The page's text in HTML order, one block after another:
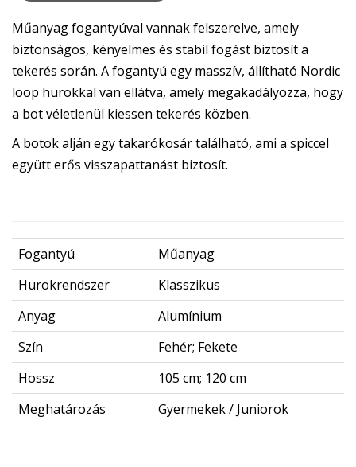
Műanyag fogantyúval vannak felszerelve, amely
biztonságos, kényelmes és stabil fogást biztosít a
tekerés során. A fogantyú egy masszív, állítható Nordic
loop hurokkal van ellátva, amely megakadályozza, hogy
a bot véletlenül kiessen tekerés közben.
A botok alján egy takarókosár található, ami a spiccel
együtt erős visszapattanást biztosít.
Fogantyú
Műanyag
Hurokrendszer
Klasszikus
Anyag
Alumínium
Szín
Fehér; Fekete
Hossz
105 cm; 120 cm
Meghatározás
Gyermekek / Juniorok